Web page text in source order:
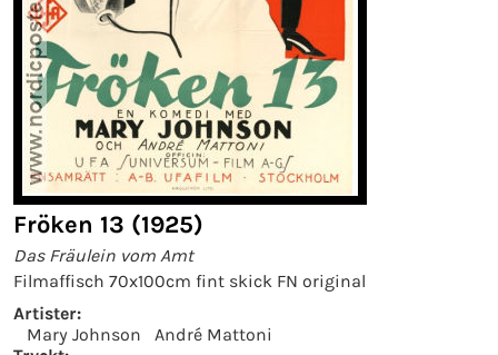
Fröken 13 (1925)
Das Fräulein vom Amt
Filmaffisch 70x100cm fint skick FN original
Artister:
Mary Johnson
André Mattoni